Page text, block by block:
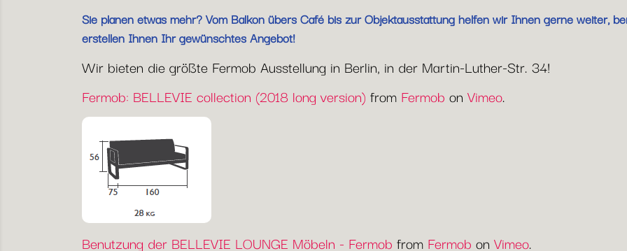
Sie planen etwas mehr? Vom Balkon übers Café bis zur Objektausstattung helfen wir Ihnen gerne weiter,
erstellen Ihnen Ihr gewünschtes Angebot!
Wir bieten die größte Fermob Ausstellung in Berlin, in der Martin-Luther-Str. 34!
Fermob: BELLEVIE collection (2018 long version) from Fermob on Vimeo.
Benutzung der BELLEVIE LOUNGE Möbeln - Fermob from Fermob on Vimeo.